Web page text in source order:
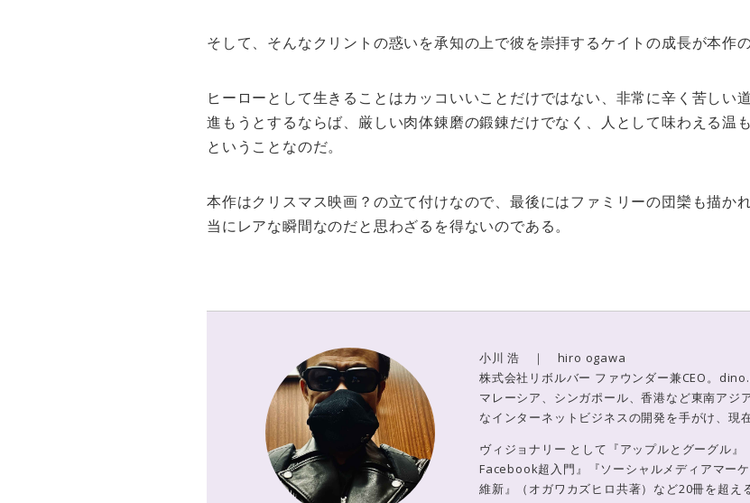
そして、そんなクリントの惑いを承知の上で彼を崇拝するケイトの成長が本作の
ヒーローとして生きることはカッコいいことだけではない、非常に辛く苦しい
進もうとするならば、厳しい肉体錬磨の鍛錬だけでなく、人として味わえる温
ということなのだ。
本作はクリスマス映画？の立て付けなので、最後にはファミリーの団欒も描か
当にレアな瞬間なのだと思わざるを得ないのである。
小川 浩 ｜ hiro ogawa
株式会社リボルバー ファウンダー兼CEO。
マレーシア、シンガポール、香港など東南アジ
なインターネットビジネスの開発を手がけ、現
ヴィジョナリー として『アップルとグーグル
Facebook超入門』『ソーシャルメディアマー
維新』（オガワカズヒロ共著）など20冊を超え